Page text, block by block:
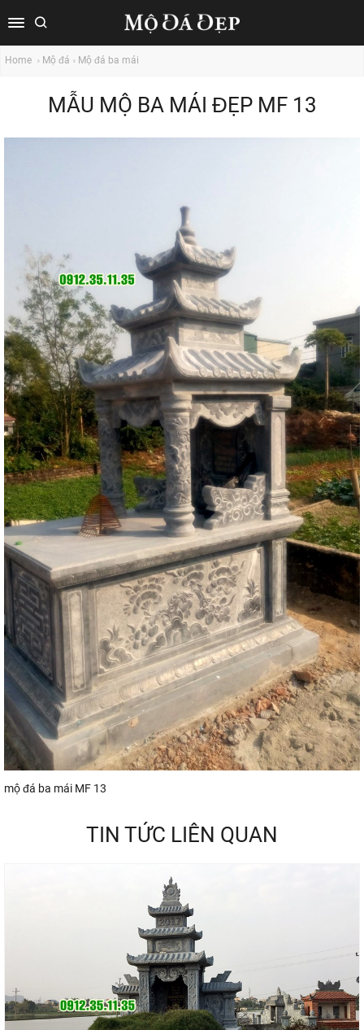
Home Mộ đá Mộ đá ba mái
MẪU MỘ BA MÁI ĐẸP MF 13
mộ đá ba mái MF 13
TIN TỨC LIÊN QUAN